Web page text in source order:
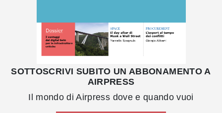
SOTTOSCRIVI SUBITO UN ABBONAMENTO A
AIRPRESS
Il mondo di Airpress dove e quando vuoi